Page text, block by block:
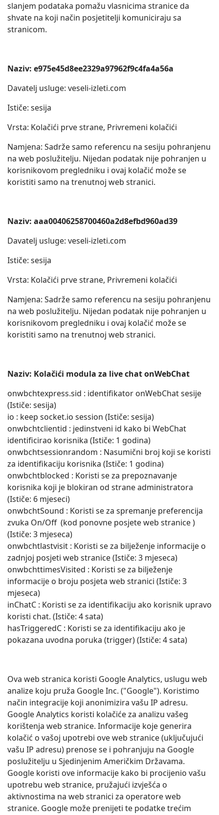
slanjem podataka pomažu vlasnicima stranice da
shvate na koji način posjetitelji komuniciraju sa
stranicom.
Naziv: e975e45d8ee2329a97962f9c4fa4a56a
Davatelj usluge: veseli-izleti.com
Ističe: sesija
Vrsta: Kolačići prve strane, Privremeni kolačići
Namjena: Sadrže samo referencu na sesiju pohranjenu
na web poslužitelju. Nijedan podatak nije pohranjen u
korisnikovom pregledniku i ovaj kolačić može se
koristiti samo na trenutnoj web stranici.
Naziv: aaa00406258700460a2d8efbd960ad39
Davatelj usluge: veseli-izleti.com
Ističe: sesija
Vrsta: Kolačići prve strane, Privremeni kolačići
Namjena: Sadrže samo referencu na sesiju pohranjenu
na web poslužitelju. Nijedan podatak nije pohranjen u
korisnikovom pregledniku i ovaj kolačić može se
koristiti samo na trenutnoj web stranici.
Naziv: Kolačići modula za live chat onWebChat
onwbchtexpress.sid : identifikator onWebChat sesije
(Ističe: sesija)
io : keep socket.io session (Ističe: sesija)
onwbchtclientid : jedinstveni id kako bi WebChat
identificirao korisnika (Ističe: 1 godina)
onwbchtsessionrandom : Nasumični broj koji se koristi
za identifikaciju korisnika (Ističe: 1 godina)
onwbchtblocked : Koristi se za prepoznavanje
korisnika koji je blokiran od strane administratora
(Ističe: 6 mjeseci)
onwbchtSound : Koristi se za spremanje preferencija
zvuka On/Off (kod ponovne posjete web stranice )
(Ističe: 3 mjeseca)
onwbchtlastvisit : Koristi se za bilježenje informacije o
zadnjoj posjeti web stranice (Ističe: 3 mjeseca)
onwbchttimesVisited : Koristi se za bilježenje
informacije o broju posjeta web stranici (Ističe: 3
mjeseca)
inChatC : Koristi se za identifikaciju ako korisnik upravo
koristi chat. (Ističe: 4 sata)
hasTriggeredC : Koristi se za identifikaciju ako je
pokazana uvodna poruka (trigger) (Ističe: 4 sata)
Ova web stranica koristi Google Analytics, uslugu web
analize koju pruža Google Inc. ("Google"). Koristimo
način integracije koji anonimizira vašu IP adresu.
Google Analytics koristi kolačiće za analizu vašeg
korištenja web stranice. Informacije koje generira
kolačić o vašoj upotrebi ove web stranice (uključujući
vašu IP adresu) prenose se i pohranjuju na Google
poslužitelju u Sjedinjenim Američkim Državama.
Google koristi ove informacije kako bi procijenio vašu
upotrebu web stranice, pružajući izvješća o
aktivnostima na web stranici za operatore web
stranice. Google može prenijeti te podatke trećim